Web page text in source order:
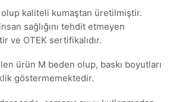
olup kaliteli kumaştan üretilmiştir.
sağlığını tehdit etmeyen
ve OTEK sertifikalıdır.
ürün M beden olup, baskı boyutları
göstermemektedir.